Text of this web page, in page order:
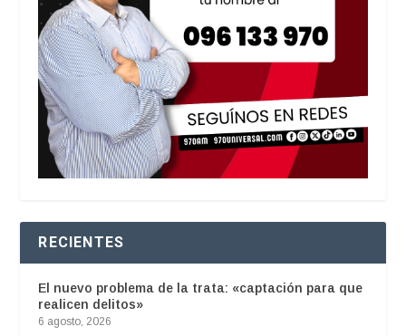
RECIENTES
El nuevo problema de la trata: «captación para que
realicen delitos»
6 agosto, 2026